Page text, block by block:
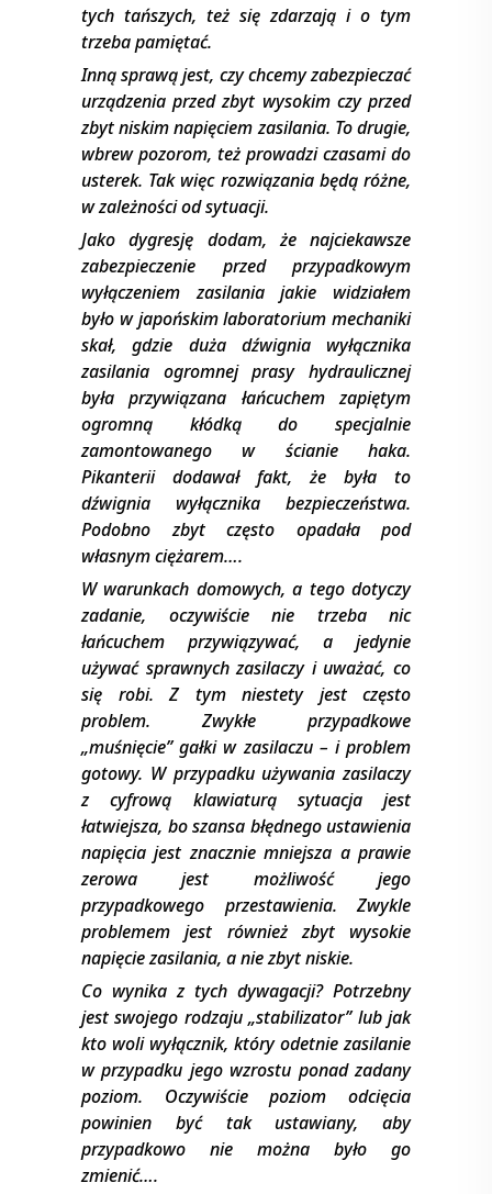
tych tańszych, też się zdarzają i o tym
trzeba pamiętać.
Inną sprawą jest, czy chcemy zabezpieczać
urządzenia przed zbyt wysokim czy przed
zbyt niskim napięciem zasilania. To drugie,
wbrew pozorom, też prowadzi czasami do
usterek. Tak więc rozwiązania będą różne,
w zależności od sytuacji.
Jako dygresję dodam, że najciekawsze
zabezpieczenie przed przypadkowym
wyłączeniem zasilania jakie widziałem
było w japońskim laboratorium mechaniki
skał, gdzie duża dźwignia wyłącznika
zasilania ogromnej prasy hydraulicznej
była przywiązana łańcuchem zapiętym
ogromną kłódką do specjalnie
zamontowanego w ścianie haka.
Pikanterii dodawał fakt, że była to
dźwignia wyłącznika bezpieczeństwa.
Podobno zbyt często opadała pod
własnym ciężarem….
W warunkach domowych, a tego dotyczy
zadanie, oczywiście nie trzeba nic
łańcuchem przywiązywać, a jedynie
używać sprawnych zasilaczy i uważać, co
się robi. Z tym niestety jest często
problem. Zwykłe przypadkowe
„muśnięcie’’ gałki w zasilaczu – i problem
gotowy. W przypadku używania zasilaczy
z cyfrową klawiaturą sytuacja jest
łatwiejsza, bo szansa błędnego ustawienia
napięcia jest znacznie mniejsza a prawie
zerowa jest możliwość jego
przypadkowego przestawienia. Zwykle
problemem jest również zbyt wysokie
napięcie zasilania, a nie zbyt niskie.
Co wynika z tych dywagacji? Potrzebny
jest swojego rodzaju „stabilizator’’ lub jak
kto woli wyłącznik, który odetnie zasilanie
w przypadku jego wzrostu ponad zadany
poziom. Oczywiście poziom odcięcia
powinien być tak ustawiany, aby
przypadkowo nie można było go
zmienić….